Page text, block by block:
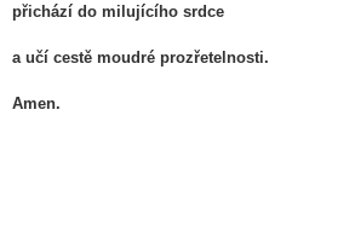
přichází do milujícího srdce
a učí cestě moudré prozřetelnosti.
Amen.